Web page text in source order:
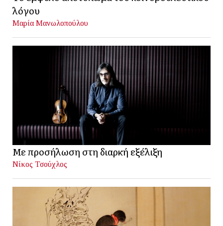
λόγου
Μαρία Μανωλοπούλου
Με προσήλωση στη διαρκή εξέλιξη
Νίκος Τσούχλος